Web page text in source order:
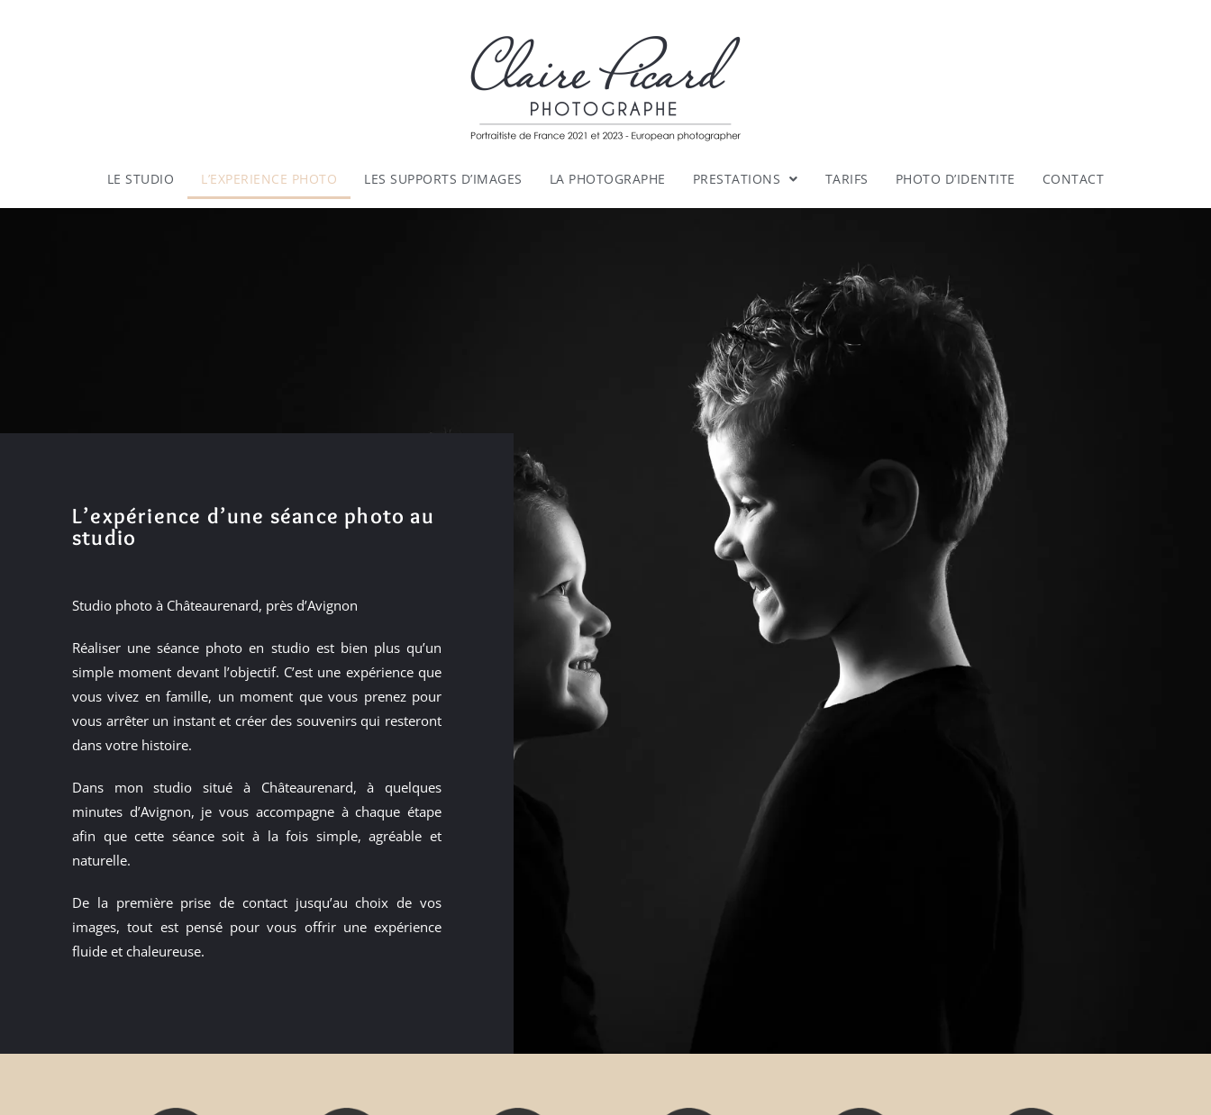
LE STUDIO L’EXPERIENCE PHOTO LES SUPPORTS D’IMAGES LA PHOTOGRAPHE PRESTATIONS TARIFS PHOTO D’IDENTITE CONTACT
L’expérience d’une séance photo au
studio
Studio photo à Châteaurenard, près d’Avignon
Réaliser une séance photo en studio est bien plus qu’un
simple moment devant l’objectif. C’est une expérience que
vous vivez en famille, un moment que vous prenez pour
vous arrêter un instant et créer des souvenirs qui resteront
dans votre histoire.
Dans mon studio situé à Châteaurenard, à quelques
minutes d’Avignon, je vous accompagne à chaque étape
afin que cette séance soit à la fois simple, agréable et
naturelle.
De la première prise de contact jusqu’au choix de vos
images, tout est pensé pour vous offrir une expérience
fluide et chaleureuse.